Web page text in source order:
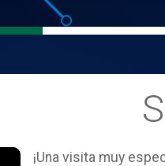
¡Una visita muy